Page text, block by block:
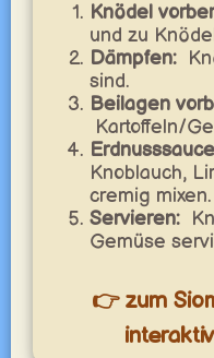
Knödel
und zu
Dämpfen:
sind.
Beilagen
Kartoffeln/
Knoblauch,
cremig mixen.
Servieren:
Gemüse
👉 zum